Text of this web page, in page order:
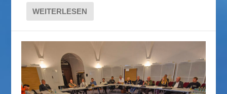
WEITERLESEN